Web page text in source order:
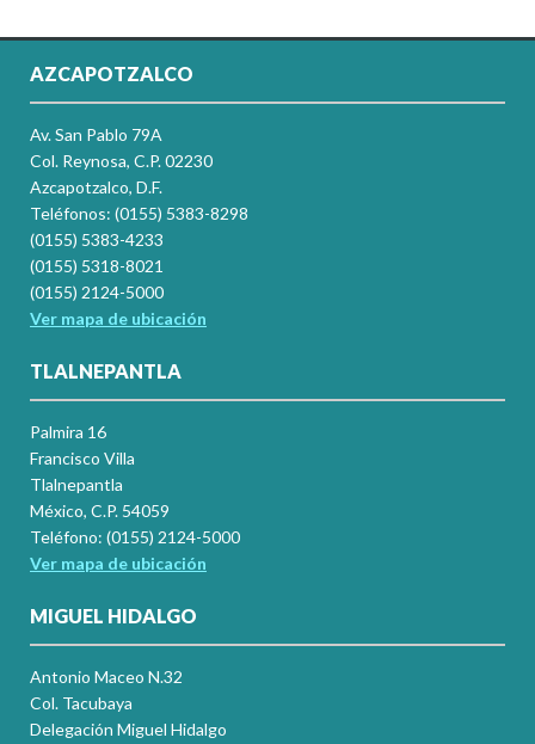
AZCAPOTZALCO
Av. San Pablo 79A
Col. Reynosa, C.P. 02230
Azcapotzalco, D.F.
Teléfonos: (0155) 5383-8298
(0155) 5383-4233
(0155) 5318-8021
(0155) 2124-5000
Ver mapa de ubicación
TLALNEPANTLA
Palmira 16
Francisco Villa
Tlalnepantla
México, C.P. 54059
Teléfono: (0155) 2124-5000
Ver mapa de ubicación
MIGUEL HIDALGO
Antonio Maceo N.32
Col. Tacubaya
Delegación Miguel Hidalgo